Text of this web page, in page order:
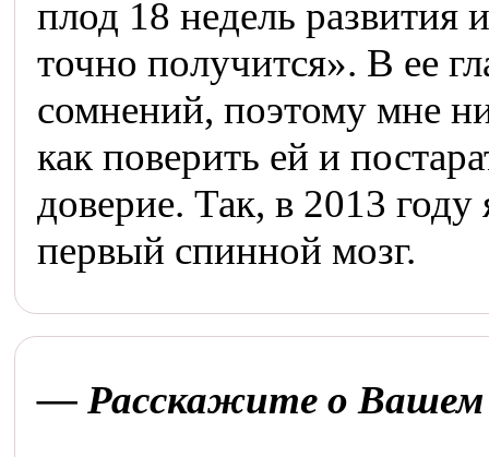
плод 18 недель развития
точно получится». В ее
сомнений, поэтому мне
как поверить ей и
доверие. Так, в 2013
первый спинной мозг.
— Расскажите о Вашем